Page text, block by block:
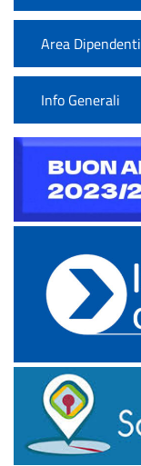
Area Dipendenti
Info Generali